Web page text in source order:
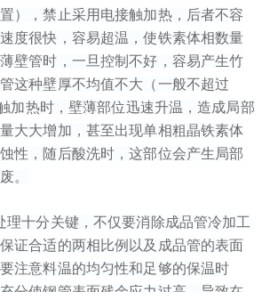
），禁止采用电接触加热，后者不容
度很快，容易超温，使铁素体相数量
壁管时，一旦控制不好，容易产生竹
这种壁厚不均值不大（一般不超过
加热时，壁薄部位迅速升温，造成局部
大大增加，甚至出现单相粗晶铁素体
性，随后酸洗时，这部位会产生局部
。
理十分关键，不仅要消除成品管冷加工
证合适的两相比例以及成品管的表面
注意料温的均匀性和足够的保温时